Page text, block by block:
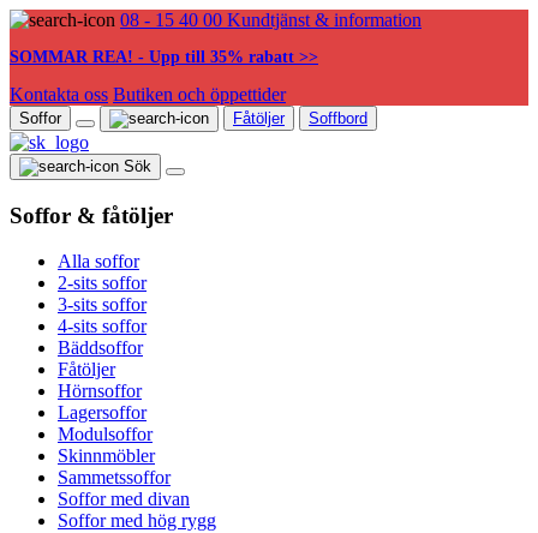
08 - 15 40 00 Kundtjänst & information
SOMMAR REA! - Upp till 35% rabatt >>
Kontakta oss Butiken och öppettider
Soffor Fåtöljer Soffbord
Sök
Soffor & fåtöljer
Alla soffor
2-sits soffor
3-sits soffor
4-sits soffor
Bäddsoffor
Fåtöljer
Hörnsoffor
Lagersoffor
Modulsoffor
Skinnmöbler
Sammetssoffor
Soffor med divan
Soffor med hög rygg